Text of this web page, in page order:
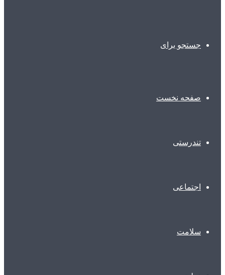
جستجو برای
صفحه نخست
تندرستی
اجتماعی
سلامت